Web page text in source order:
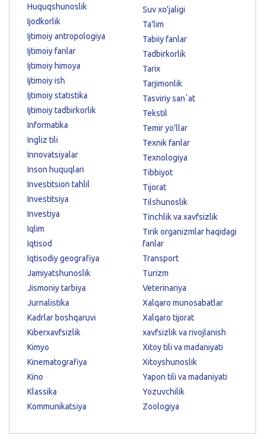
Huquqshunoslik
Ijodkorlik
Ijtimoiy antropologiya
Ijtimoiy fanlar
Ijtimoiy himoya
Ijtimoiy ish
Ijtimoiy statistika
Ijtimoiy tadbirkorlik
Informatika
Ingliz tili
Innovatsiyalar
Inson huquqlari
Investitsion tahlil
Investitsiya
Investiya
Iqlim
Iqtisod
Iqtisodiy geografiya
Jamiyatshunoslik
Jismoniy tarbiya
Jurnalistika
Kadrlar boshqaruvi
Kiberxavfsizlik
Kimyo
Kinematografiya
Kino
Klassika
Kommunikatsiya
Suv xo'jaligi
Ta'lim
Tabiiy fanlar
Tadbirkorlik
Tarix
Tarjimonlik
Tasviriy sanʼat
Tekstil
Temir yo'llar
Texnik fanlar
Texnologiya
Tibbiyot
Tijorat
Tilshunoslik
Tinchlik va xavfsizlik
Tirik organizmlar haqidagi
fanlar
Transport
Turizm
Veterinariya
Xalqaro munosabatlar
Xalqaro tijorat
xavfsizlik va rivojlanish
Xitoy tili va madaniyati
Xitoyshunoslik
Yapon tili va madaniyati
Yozuvchilik
Zoologiya